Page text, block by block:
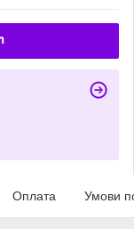
Оплата Умови